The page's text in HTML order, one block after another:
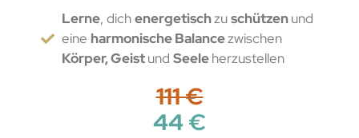
Lerne, dichenergetischzuschützenund
eine harmonische Balancezwischen
Körper, GeistundSeeleherzustellen
111 €
44 €